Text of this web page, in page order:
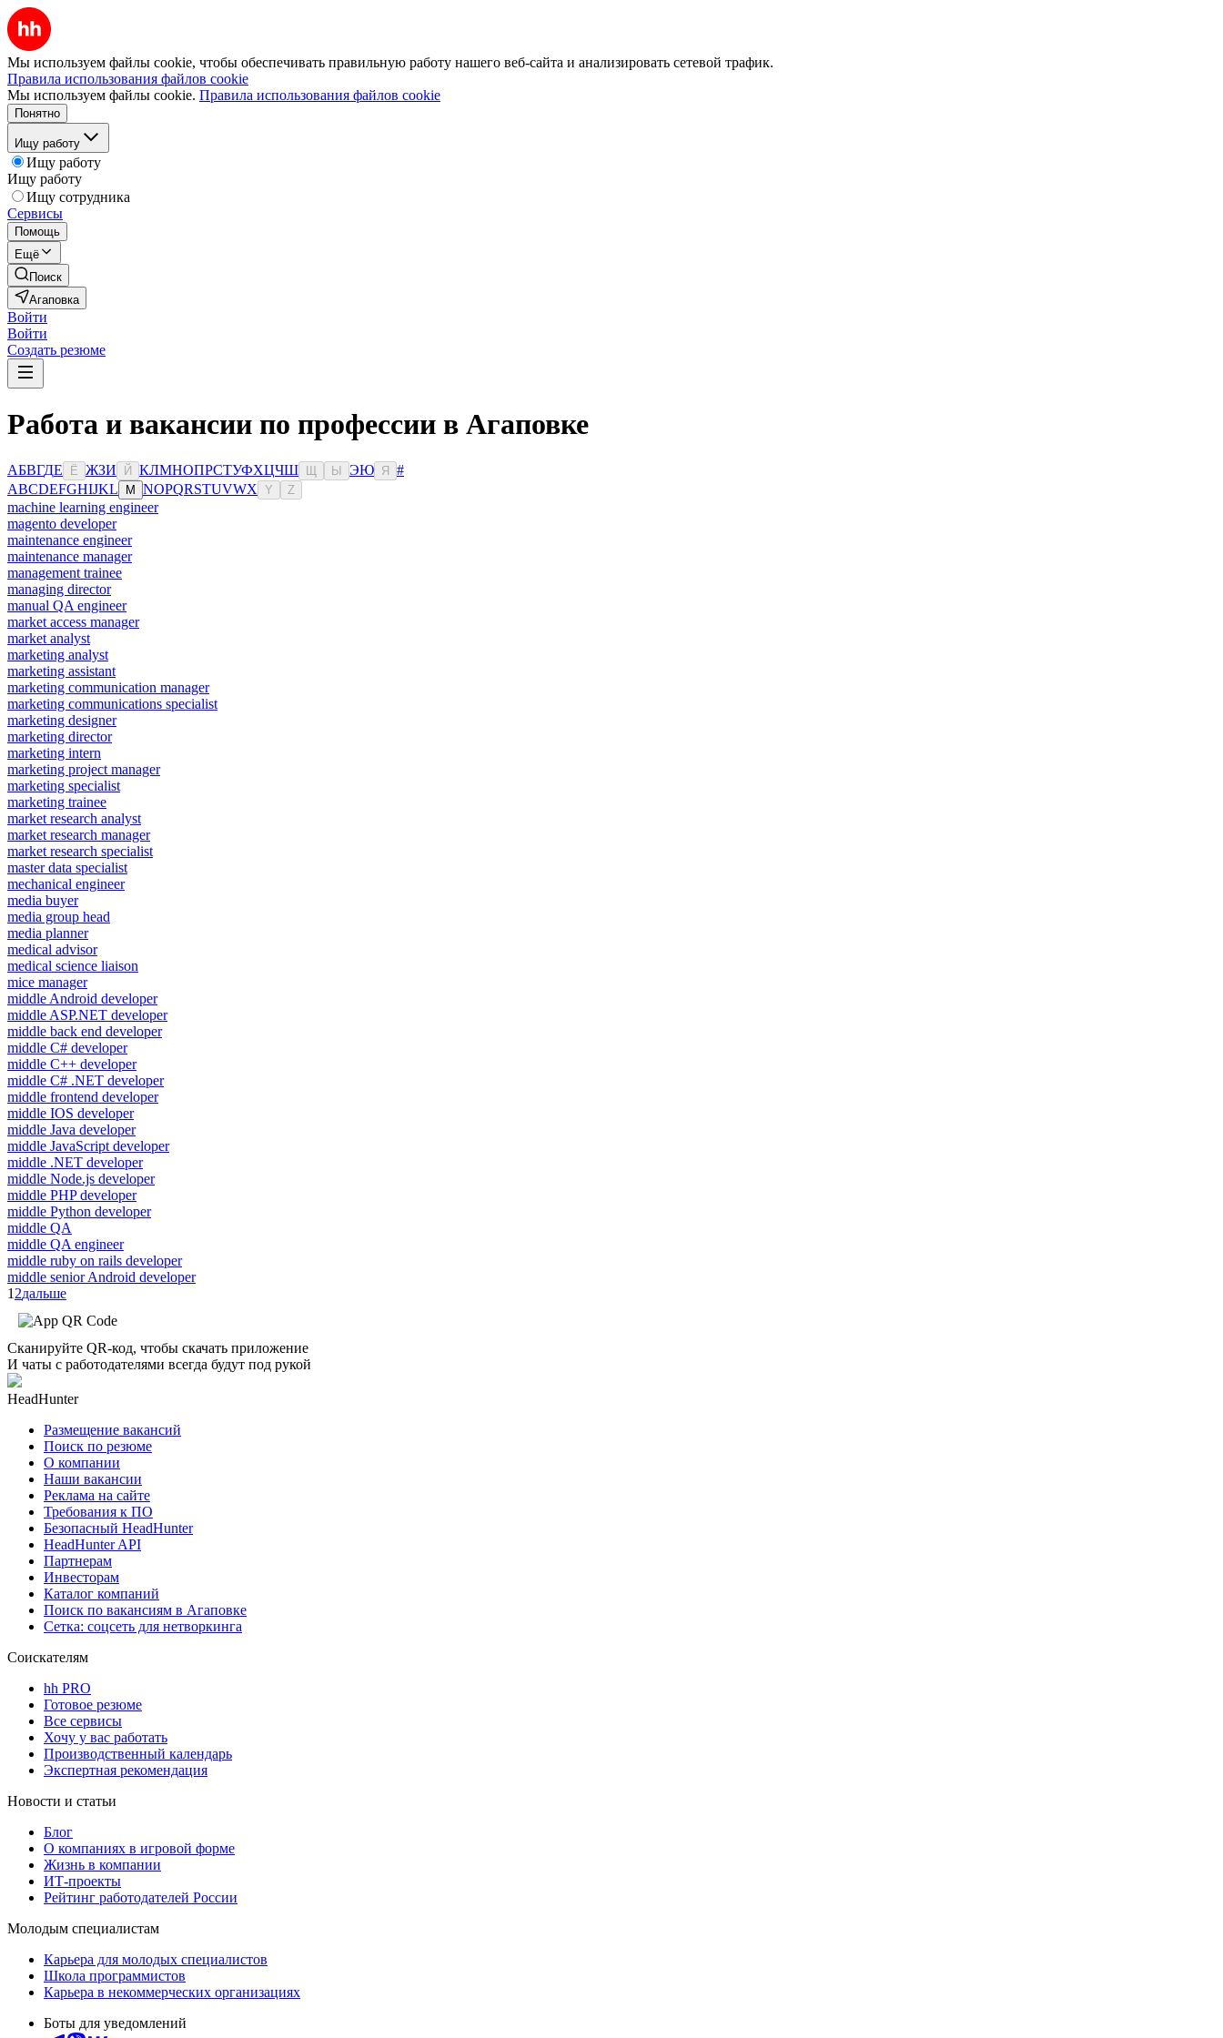
Мы используем файлы cookie, чтобы обеспечивать правильную работу нашего веб-сайта и анализировать сетевой трафик.
Правила использования файлов cookie
Мы используем файлы cookie. Правила использования файлов cookie
Понятно
Ищу работу
Ищу работу
Ищу работу
Ищу сотрудника
Сервисы
Помощь
Ещё
Поиск
Агаповка
Войти
Войти
Создать резюме
Работа и вакансии по профессии в Агаповке
АБВГДЕ Ё ЖЗИ Й КЛМНОПРСТУФХЦЧШ Ы ЭЮ Я
#
ABCDEFGHIJKL M NOPQRSTUVWX Y Z
machine learning engineer
magento developer
maintenance engineer
maintenance manager
management trainee
managing director
manual QA engineer
market access manager
market analyst
marketing analyst
marketing assistant
marketing communication manager
marketing communications specialist
marketing designer
marketing director
marketing intern
marketing project manager
marketing specialist
marketing trainee
market research analyst
market research manager
market research specialist
master data specialist
mechanical engineer
media buyer
media group head
media planner
medical advisor
medical science liaison
mice manager
middle Android developer
middle ASP.NET developer
middle back end developer
middle C# developer
middle C++ developer
middle C# .NET developer
middle frontend developer
middle IOS developer
middle Java developer
middle JavaScript developer
middle .NET developer
middle Node.js developer
middle PHP developer
middle Python developer
middle QA
middle QA engineer
middle ruby on rails developer
middle senior Android developer
1 2дальше
Сканируйте QR-код, чтобы скачать приложение
И чаты с работодателями всегда будут под рукой
HeadHunter
Размещение вакансий
Поиск по резюме
О компании
Наши вакансии
Реклама на сайте
Требования к ПО
Безопасный HeadHunter
HeadHunter API
Партнерам
Инвесторам
Каталог компаний
Поиск по вакансиям в Агаповке
Сетка: соцсеть для нетворкинга
Соискателям
hh PRO
Готовое резюме
Все сервисы
Хочу у вас работать
Производственный календарь
Экспертная рекомендация
Новости и статьи
Блог
О компаниях в игровой форме
Жизнь в компании
ИТ-проекты
Рейтинг работодателей России
Молодым специалистам
Карьера для молодых специалистов
Школа программистов
Карьера в некоммерческих организациях
Боты для уведомлений